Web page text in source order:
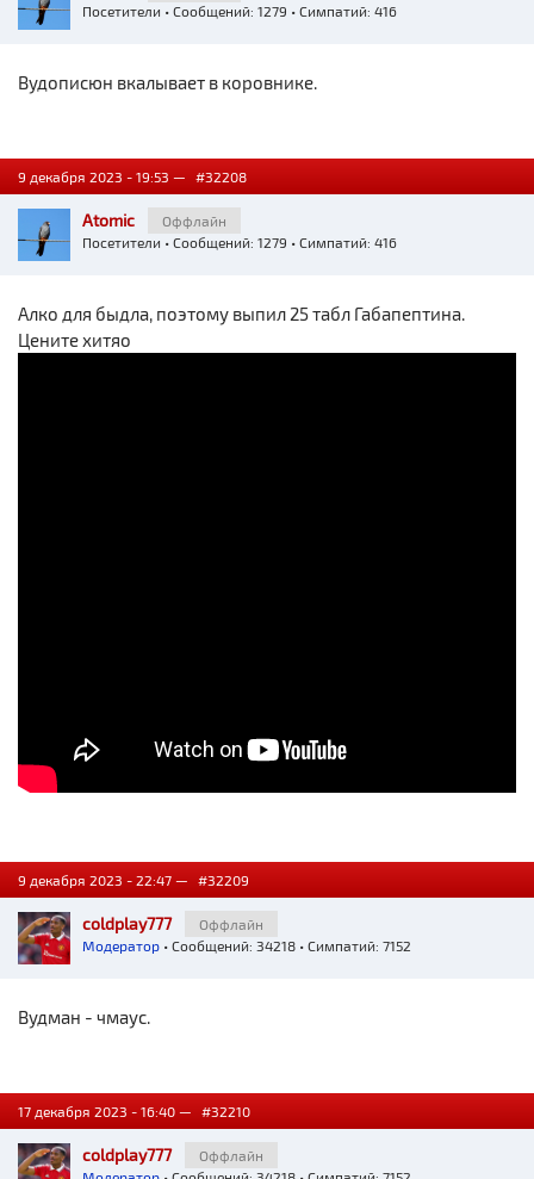
Посетители • Сообщений: 1279 • Симпатий: 416
Вудописюн вкалывает в коровнике.
9 декабря 2023 - 19:53 — #32208
Atomic
Оффлайн
Посетители • Сообщений: 1279 • Симпатий: 416
Алко для быдла, поэтому выпил 25 табл Габапептина.
Цените хитяо
9 декабря 2023 - 22:47 — #32209
coldplay777
Оффлайн
Модератор • Сообщений: 34218 • Симпатий: 7152
Вудман - чмаус.
17 декабря 2023 - 16:40 — #32210
coldplay777
Оффлайн